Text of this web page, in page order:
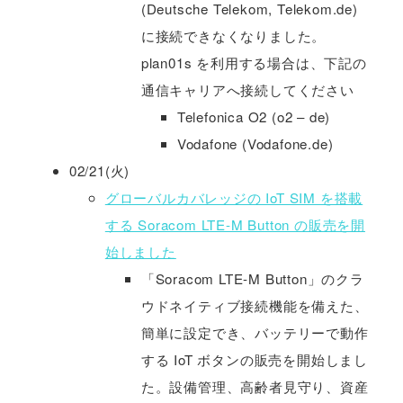
(Deutsche Telekom, Telekom.de)
に接続できなくなりました。
plan01s を利用する場合は、下記の
通信キャリアへ接続してください
Telefonica O2 (o2 – de)
Vodafone (Vodafone.de)
02/21(火)
グローバルカバレッジの IoT SIM を搭載
する Soracom LTE-M Button の販売を開
始しました
「Soracom LTE-M Button」のクラ
ウドネイティブ接続機能を備えた、
簡単に設定でき、バッテリーで動作
する IoT ボタンの販売を開始しまし
た。設備管理、高齢者見守り、資産